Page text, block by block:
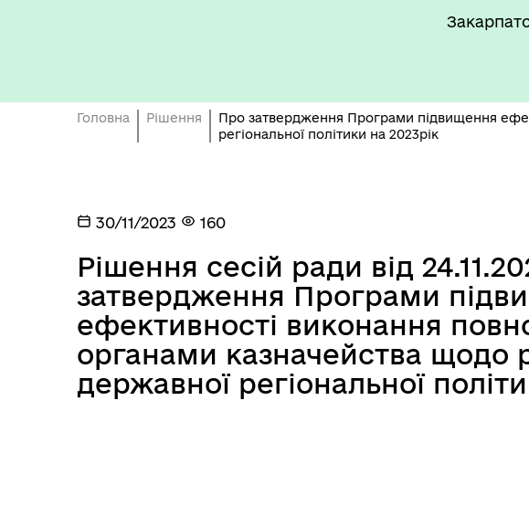
Головна Рішення
Про затвердження Програми підвищення
регіональної політики на 2023рік
30/11/2023 160
Рішення сесій ради від
затвердження Програми
ефективності виконання
органами казначейства щодо
державної регіональної